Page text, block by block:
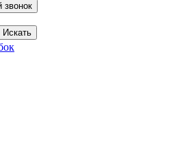
звонок
Искать